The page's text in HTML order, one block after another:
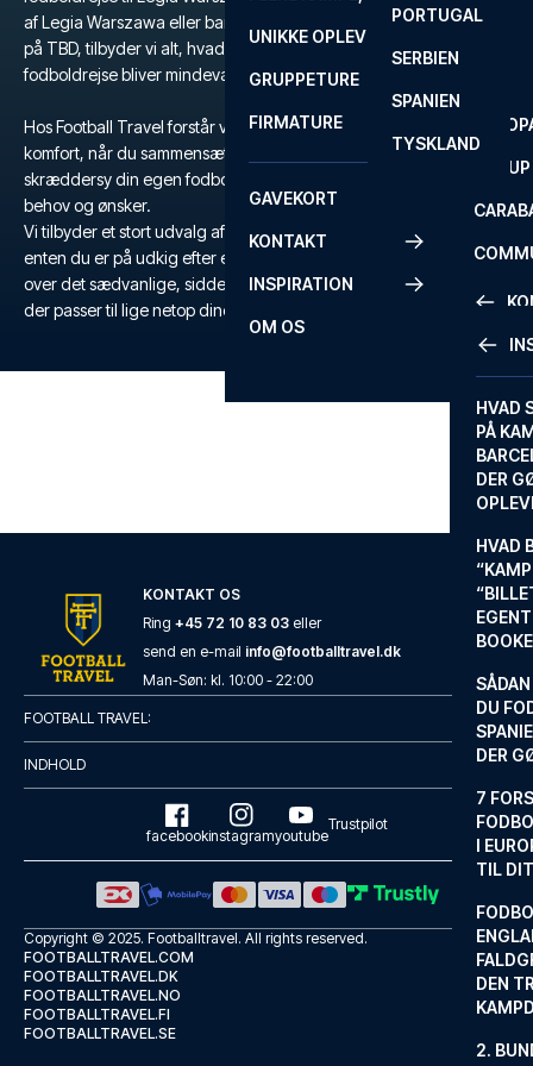
FA CUP
ROM
SEVILLA
PORTUGAL
SERBIEN
SPANIEN
TYSKLAND
UNIKKE OPLEVELSER
GRUPPETURE
FIRMATURE
GAVEKORT
KONTAKT
FAQ
INSPIRATION
HVAD
PÅ
DER
HVAD
DU
DER
7
I
TIL
DEN
2.
OM OS
af Legia Warszawa eller bare leder efter en unik fodboldoplevelse
på TBD, tilbyder vi alt, hvad du behøver for at sikre, at din
fodboldrejse bliver mindeværdig.
Hos Football Travel forstår vi vigtigheden af fleksibilitet og
komfort, når du sammensætter din fodboldrejse, og du kan derfor
skræddersy din egen fodboldrejse, så den passer præcis til dine
behov og ønsker.
Vi tilbyder et stort udvalg af billetter til Legia Warszawa, og hvad
enten du er på udkig efter en billig fodboldrejse eller en tur ud
over det sædvanlige, sidder vi klar til at hjælpe dig med den rejse
der passer til lige netop dine behov.
KONTAKT OS
Ring +45 72 10 83 03 eller
send en e-mail info@footballtravel.dk
Man-Søn: kl. 10:00 - 22:00
FOOTBALL TRAVEL:
INDHOLD
facebookinstagramyoutube
Trustpilot
Copyright © 2025. Footballtravel. All rights reserved.
FOOTBALLTRAVEL.COM
FOOTBALLTRAVEL.DK
FOOTBALLTRAVEL.NO
FOOTBALLTRAVEL.FI
FOOTBALLTRAVEL.SE